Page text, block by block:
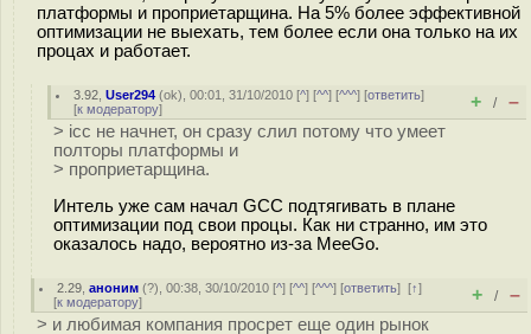
платформы и проприетарщина. На 5% более эффективной
оптимизации не выехать, тем более если она только на их
процах и работает.
3.92 ,User294 (ok), 00:01, 31/10/2010 [^] [^^] [^^^] [ответить]
[к модератору] + / –
> icc не начнет, он сразу слил потому что умеет
полторы платформы и
> проприетарщина.
Интель уже сам начал GCC подтягивать в плане
оптимизации под свои процы. Как ни странно, им это
оказалось надо, вероятно из-за MeeGo.
2.29 ,аноним (?), 00:38, 30/10/2010 [^] [^^] [^^^] [ответить][↑]
[к модератору] + / –
> и любимая компания просрет еще один рынок